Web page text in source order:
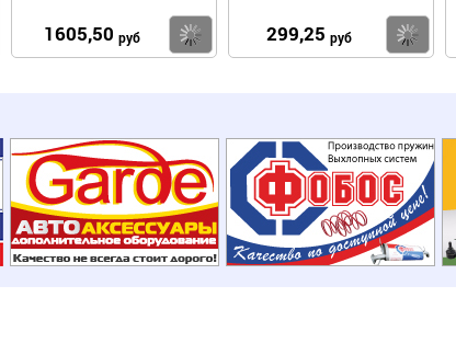
Купить
1605,50 руб Купить299,25 руб